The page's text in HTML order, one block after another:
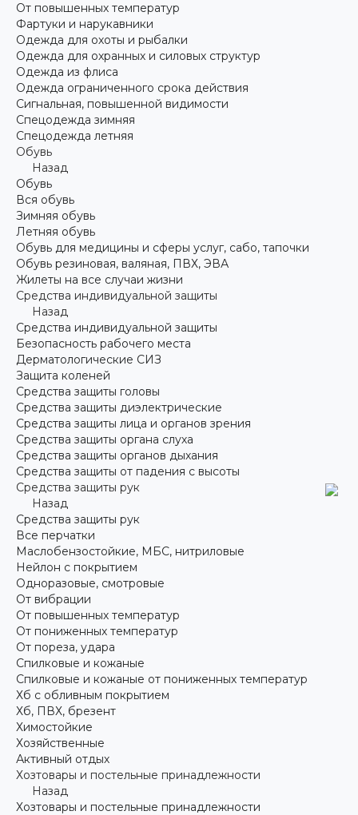
От повышенных температур
Фартуки и нарукавники
Одежда для охоты и рыбалки
Одежда для охранных и силовых структур
Одежда из флиса
Одежда ограниченного срока действия
Сигнальная, повышенной видимости
Спецодежда зимняя
Спецодежда летняя
Обувь
Назад
Обувь
Вся обувь
Зимняя обувь
Летняя обувь
Обувь для медицины и сферы услуг, сабо, тапочки
Обувь резиновая, валяная, ПВХ, ЭВА
Жилеты на все случаи жизни
Средства индивидуальной защиты
Назад
Средства индивидуальной защиты
Безопасность рабочего места
Дерматологические СИЗ
Защита коленей
Средства защиты головы
Средства защиты диэлектрические
Средства защиты лица и органов зрения
Средства защиты органа слуха
Средства защиты органов дыхания
Средства защиты от падения с высоты
Средства защиты рук
Назад
Средства защиты рук
Все перчатки
Маслобензостойкие, МБС, нитриловые
Нейлон с покрытием
Одноразовые, смотровые
От вибрации
От повышенных температур
От пониженных температур
От пореза, удара
Спилковые и кожаные
Спилковые и кожаные от пониженных температур
Хб с обливным покрытием
Хб, ПВХ, брезент
Химостойкие
Хозяйственные
Активный отдых
Хозтовары и постельные принадлежности
Назад
Хозтовары и постельные принадлежности